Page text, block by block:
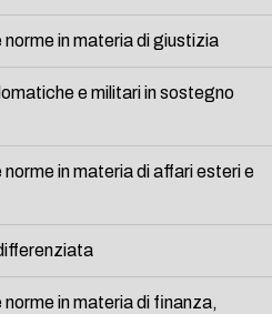
in materia di giustizia
e militari in sostegno
in materia di affari esteri e
in materia di finanza,